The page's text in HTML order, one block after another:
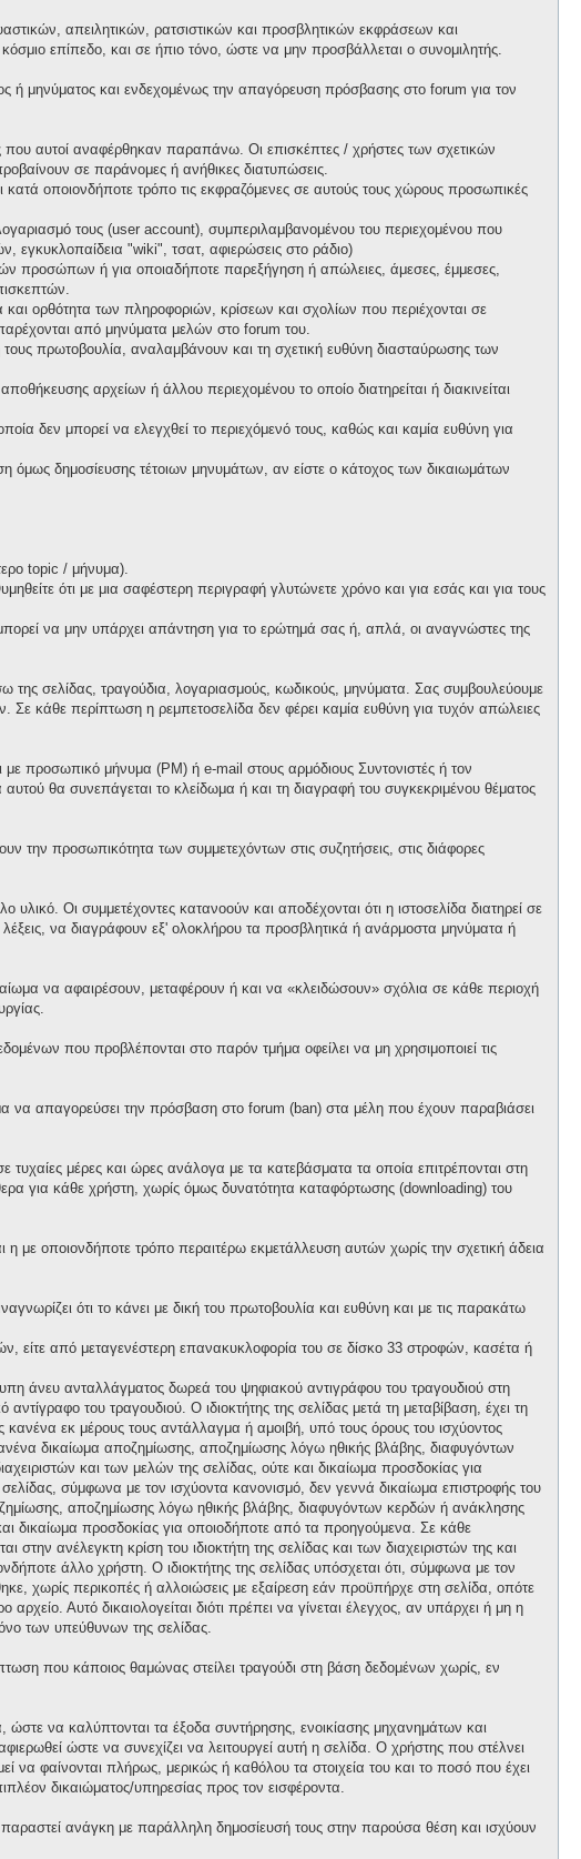
απειλητικών, ρατσιστικών και προσβλητικών εκφράσεων και
επίπεδο, και σε ήπιο τόνο, ώστε να μην προσβάλλεται ο συνομιλητής.
ή μηνύματος και ενδεχομένως την απαγόρευση πρόσβασης στο forum για τον
που αυτοί αναφέρθηκαν παραπάνω. Οι επισκέπτες / χρήστες των σχετικών
σε παράνομες ή ανήθικες διατυπώσεις.
κατά οποιονδήποτε τρόπο τις εκφραζόμενες σε αυτούς τους χώρους προσωπικές
τους (user account), συμπεριλαμβανομένου του περιεχομένου που
εγκυκλοπαίδεια "wiki", τσατ, αφιερώσεις στο ράδιο)
προσώπων ή για οποιαδήποτε παρεξήγηση ή απώλειες, άμεσες, έμμεσες,
και ορθότητα των πληροφοριών, κρίσεων και σχολίων που περιέχονται σε
από μηνύματα μελών στο forum του.
τους πρωτοβουλία, αναλαμβάνουν και τη σχετική ευθύνη διασταύρωσης των
αρχείων ή άλλου περιεχομένου το οποίο διατηρείται ή διακινείται
δεν μπορεί να ελεγχθεί το περιεχόμενό τους, καθώς και καμία ευθύνη για
δημοσίευσης τέτοιων μηνυμάτων, αν είστε ο κάτοχος των δικαιωμάτων
topic / μήνυμα).
ότι με μια σαφέστερη περιγραφή γλυτώνετε χρόνο και για εσάς και για τους
να μην υπάρχει απάντηση για το ερώτημά σας ή, απλά, οι αναγνώστες της
της σελίδας, τραγούδια, λογαριασμούς, κωδικούς, μηνύματα. Σας συμβουλεύουμε
κάθε περίπτωση η ρεμπετοσελίδα δεν φέρει καμία ευθύνη για τυχόν απώλειες
προσωπικό μήνυμα (PM) ή e-mail στους αρμόδιους Συντονιστές ή τον
θα συνεπάγεται το κλείδωμα ή και τη διαγραφή του συγκεκριμένου θέματος
την προσωπικότητα των συμμετεχόντων στις συζητήσεις, στις διάφορες
Οι συμμετέχοντες κατανοούν και αποδέχονται ότι η ιστοσελίδα διατηρεί σε
λέξεις, να διαγράφουν εξ' ολοκλήρου τα προσβλητικά ή ανάρμοστα μηνύματα ή
να αφαιρέσουν, μεταφέρουν ή και να «κλειδώσουν» σχόλια σε κάθε περιοχή
που προβλέπονται στο παρόν τμήμα οφείλει να μη χρησιμοποιεί τις
να απαγορεύσει την πρόσβαση στο forum (ban) στα μέλη που έχουν παραβιάσει
τυχαίες μέρες και ώρες ανάλογα με τα κατεβάσματα τα οποία επιτρέπονται στη
για κάθε χρήστη, χωρίς όμως δυνατότητα καταφόρτωσης (downloading) του
με οποιονδήποτε τρόπο περαιτέρω εκμετάλλευση αυτών χωρίς την σχετική άδεια
ότι το κάνει με δική του πρωτοβουλία και ευθύνη και με τις παρακάτω
είτε από μεταγενέστερη επανακυκλοφορία του σε δίσκο 33 στροφών, κασέτα ή
άνευ ανταλλάγματος δωρεά του ψηφιακού αντιγράφου του τραγουδιού στη
του τραγουδιού. Ο ιδιοκτήτης της σελίδας μετά τη μεταβίβαση, έχει τη
κανένα εκ μέρους τους αντάλλαγμα ή αμοιβή, υπό τους όρους του ισχύοντος
δικαίωμα αποζημίωσης, αποζημίωσης λόγω ηθικής βλάβης, διαφυγόντων
και των μελών της σελίδας, ούτε και δικαίωμα προσδοκίας για
σύμφωνα με τον ισχύοντα κανονισμό, δεν γεννά δικαίωμα επιστροφής του
αποζημίωσης λόγω ηθικής βλάβης, διαφυγόντων κερδών ή ανάκλησης
δικαίωμα προσδοκίας για οποιοδήποτε από τα προηγούμενα. Σε κάθε
ανέλεγκτη κρίση του ιδιοκτήτη της σελίδας και των διαχειριστών της και
άλλο χρήστη. Ο ιδιοκτήτης της σελίδας υπόσχεται ότι, σύμφωνα με τον
χωρίς περικοπές ή αλλοιώσεις με εξαίρεση εάν προϋπήρχε στη σελίδα, οπότε
Αυτό δικαιολογείται διότι πρέπει να γίνεται έλεγχος, αν υπάρχει ή μη η
των υπεύθυνων της σελίδας.
που κάποιος θαμώνας στείλει τραγούδι στη βάση δεδομένων χωρίς, εν
ώστε να καλύπτονται τα έξοδα συντήρησης, ενοικίασης μηχανημάτων και
ώστε να συνεχίζει να λειτουργεί αυτή η σελίδα. Ο χρήστης που στέλνει
να φαίνονται πλήρως, μερικώς ή καθόλου τα στοιχεία του και το ποσό που έχει
δικαιώματος/υπηρεσίας προς τον εισφέροντα.
ανάγκη με παράλληλη δημοσίευσή τους στην παρούσα θέση και ισχύουν